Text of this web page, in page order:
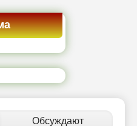
Обсуждают